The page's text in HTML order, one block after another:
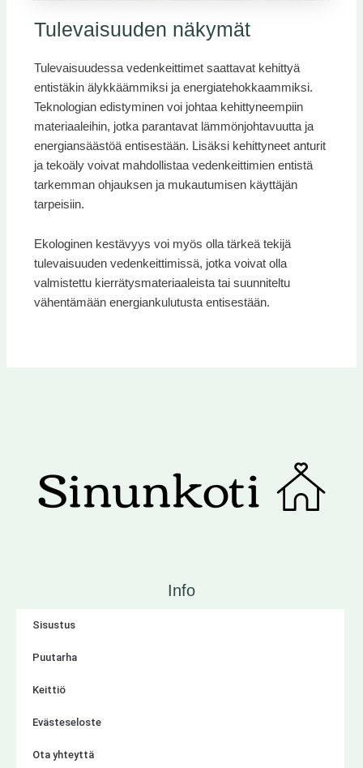
Tulevaisuuden näkymät
Tulevaisuudessa vedenkeittimet saattavat kehittyä
entistäkin älykkäämmiksi ja energiatehokkaammiksi.
Teknologian edistyminen voi johtaa kehittyneempiin
materiaaleihin, jotka parantavat lämmönjohtavuutta ja
energiansäästöä entisestään. Lisäksi kehittyneet anturit
ja tekoäly voivat mahdollistaa vedenkeittimien entistä
tarkemman ohjauksen ja mukautumisen käyttäjän
tarpeisiin.
Ekologinen kestävyys voi myös olla tärkeä tekijä
tulevaisuuden vedenkeittimissä, jotka voivat olla
valmistettu kierrätysmateriaaleista tai suunniteltu
vähentämään energiankulutusta entisestään.
Info
Sisustus
Puutarha
Keittiö
Evästeseloste
Ota yhteyttä